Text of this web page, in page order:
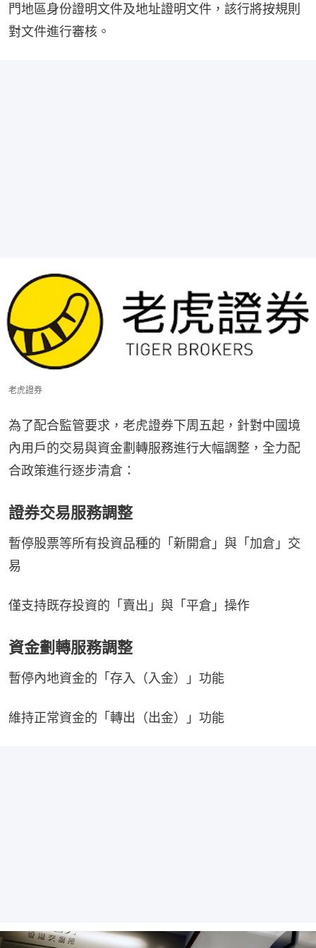
門地區身份證明文件及地址證明文件，該行將按規則
對文件進行審核。
老虎證券
為了配合監管要求，老虎證券下周五起，針對中國境
內用戶的交易與資金劃轉服務進行大幅調整，全力配
合政策進行逐步清倉：
證券交易服務調整
暫停股票等所有投資品種的「新開倉」與「加倉」交
易
僅支持既存投資的「賣出」與「平倉」操作
資金劃轉服務調整
暫停內地資金的「存入（入金）」功能
維持正常資金的「轉出（出金）」功能